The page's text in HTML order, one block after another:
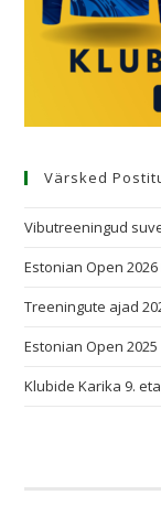
Värsked
Vibutreeningud
Estonian Open
Treeningute ajad
Estonian Open 2025
Klubide Karika 9.